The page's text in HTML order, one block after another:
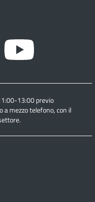
Twitter
13:00 previo
a mezzo telefono, con il